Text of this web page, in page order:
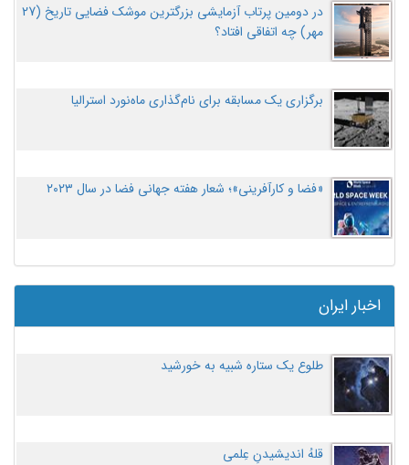
در دومین پرتاب آزمایشی بزرگترین موشک فضایی تاریخ (27
مهر‌) چه اتفاقی افتاد؟
برگزاری یک مسابقه برای نام‌گذاری ماه‌نورد استرالیا
«فضا و کارآفرینی»؛ شعار هفته جهانی فضا در سال ۲۰۲۳
اخبار ایران
طلوع یک ستاره شبیه به خورشید
قلهُ اندیشیدنِ عِلمی